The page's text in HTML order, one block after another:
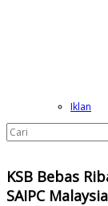
Iklan
KSB Bebas
SAIPC Malaysia